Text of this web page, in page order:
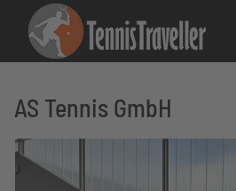
AS Tennis GmbH